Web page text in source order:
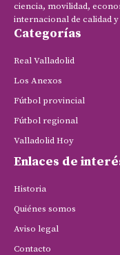
ciencia, movilidad,
internacional de calidad
Categorías
Real Valladolid
Los Anexos
Fútbol provincial
Fútbol regional
Valladolid Hoy
Enlaces de
Historia
Quiénes somos
Aviso legal
Contacto